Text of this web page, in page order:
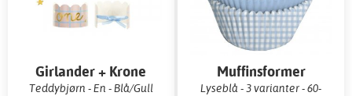
Girlander + Krone
Teddybjørn - En - Blå/Gull
Muffinsformer
Lyseblå - 3 varianter - 60-